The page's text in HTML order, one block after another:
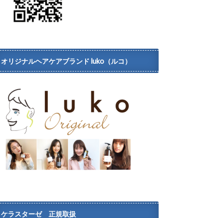
オリジナルヘアケアブランド luko（ルコ）
ケラスターゼ 正規取扱